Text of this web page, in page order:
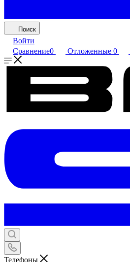
Поиск
Войти
Сравнение0 Отложенные 0
Телефоны